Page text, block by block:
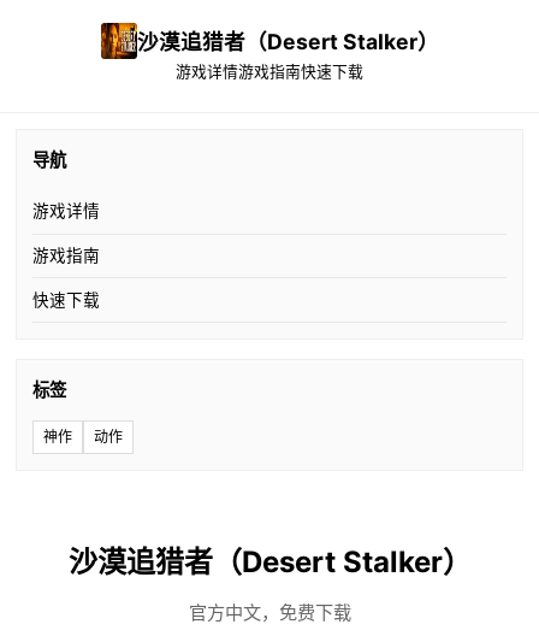
沙漠追猎者（Desert Stalker）
游戏详情游戏指南快速下载
导航
游戏详情
游戏指南
快速下载
标签
神作 动作
沙漠追猎者（Desert Stalker）
官方中文，免费下载